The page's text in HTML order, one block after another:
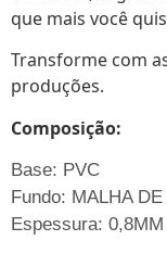
que mais você
Transforme com
produções.
Composição:
Base: PVC
Fundo: MALHA
Espessura: 0,8MM